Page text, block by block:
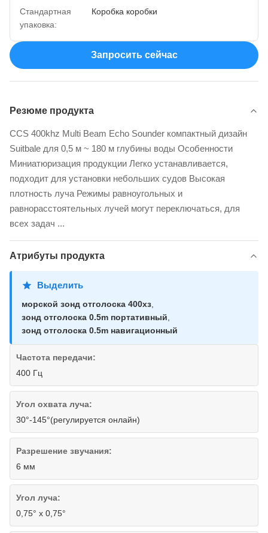
Стандартная
упаковка:
Коробка коробки
Запросить сейчас
Резюме продукта
CCS 400khz Multi Beam Echo Sounder компактный дизайн
Suitbale для 0,5 м ~ 180 м глубины воды Особенности
Миниатюризация продукции Легко устанавливается,
подходит для установки небольших судов Высокая
плотность луча Режимы равноугольных и
равнорасстоятельных лучей могут переключаться, для
всех задач ...
Атрибуты продукта
Выделить
морской зонд отголоска 400хз
зонд отголоска 0.5m портативный
зонд отголоска 0.5m навигационный
Частота передачи:
400 Гц
Угол охвата луча:
30°-145°(регулируется онлайн)
Разрешение звучания:
6 мм
Угол луча:
0,75° х 0,75°